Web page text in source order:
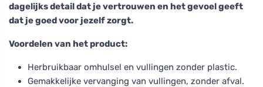
dagelijks detail dat je vertrouwen en het gevoel geeft
dat je goed voor jezelf zorgt.
Voordelen van het product:
Herbruikbaar omhulsel en vullingen zonder plastic.
Gemakkelijke vervanging van vullingen, zonder afval.